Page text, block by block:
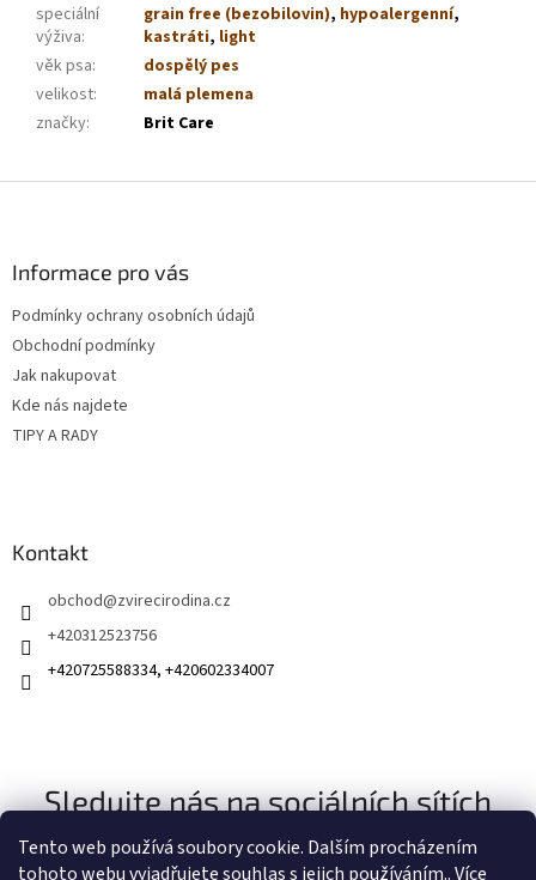
Tento web používá soubory cookie. Dalším procházením
tohoto webu vyjadřujete souhlas s jejich používáním.. Více
speciální
výživa:
grain free (bezobilovin), hypoalergenní,
kastráti, light
věk psa:
dospělý pes
velikost:
malá plemena
značky: Brit Care
Informace pro vás
Podmínky ochrany osobních údajů
Obchodní podmínky
Jak nakupovat
Kde nás najdete
TIPY A RADY
Kontakt
obchod@zvirecirodina.cz
+420312523756
+420725588334, +420602334007
Sledujte nás na sociálních sítích